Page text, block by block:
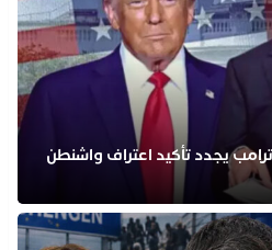
يجدد تأكيد اعتراف واشنطن